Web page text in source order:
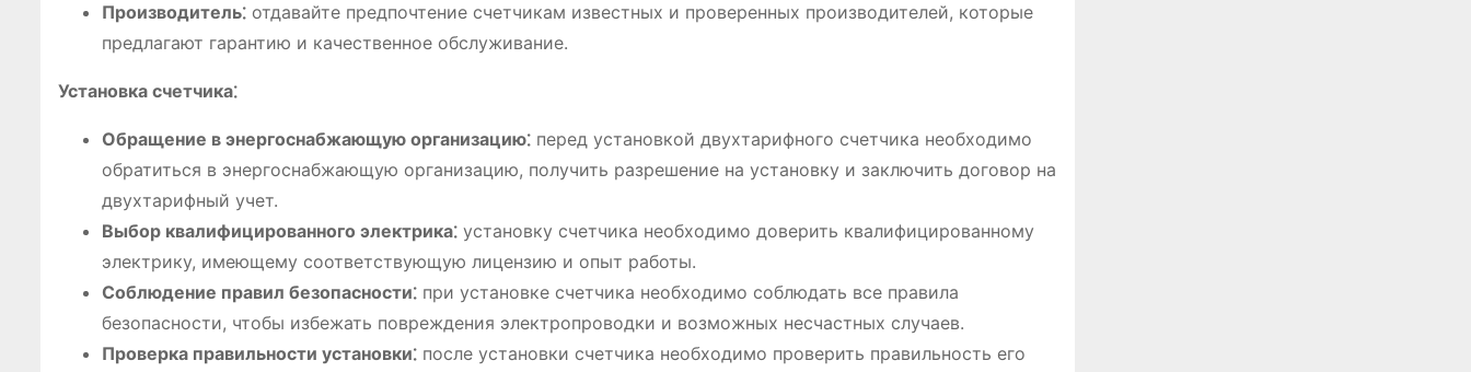
Производитель⁚ отдавайте предпочтение счетчикам известных и проверенных производителей, которые
предлагают гарантию и качественное обслуживание.
Установка счетчика⁚
Обращение в энергоснабжающую организацию⁚ перед установкой двухтарифного счетчика необходимо
обратиться в энергоснабжающую организацию, получить разрешение на установку и заключить договор на
двухтарифный учет.
Выбор квалифицированного электрика⁚ установку счетчика необходимо доверить квалифицированному
электрику, имеющему соответствующую лицензию и опыт работы.
Соблюдение правил безопасности⁚ при установке счетчика необходимо соблюдать все правила
безопасности, чтобы избежать повреждения электропроводки и возможных несчастных случаев.
Проверка правильности установки⁚ после установки счетчика необходимо проверить правильность его